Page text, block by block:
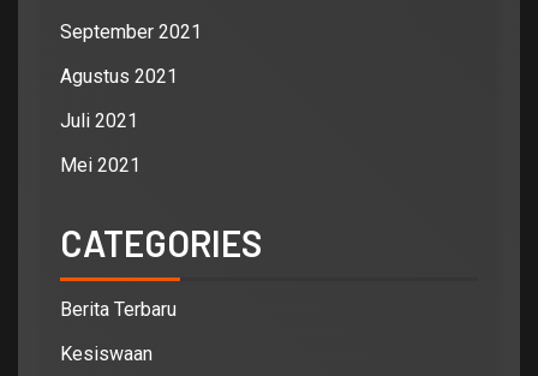
September 2021
Agustus 2021
Juli 2021
Mei 2021
CATEGORIES
Berita Terbaru
Kesiswaan